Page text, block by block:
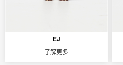
EJ
了解更多